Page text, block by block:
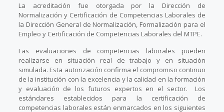
La acreditación fue otorgada por la Dirección de
Normalización y Certificación de Competencias Laborales de
la Dirección General de Normalización, Formalización para el
Empleo y Certificación de Competencias Laborales del MTPE.
Las evaluaciones de competencias laborales pueden
realizarse en situación real de trabajo y en situación
simulada. Esta autorización confirma el compromiso continuo
de la institución con la excelencia y la calidad en la formación
y evaluación de los futuros expertos en el sector. Los
estándares establecidos para la certificación de
competencias laborales están enmarcados en los siguientes